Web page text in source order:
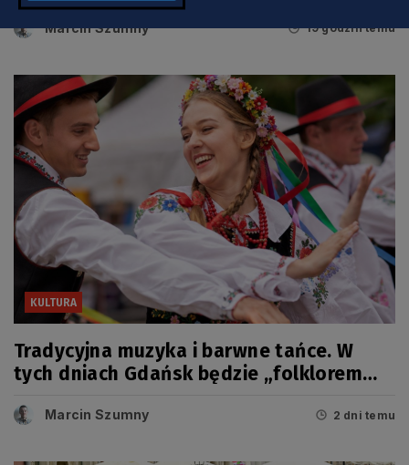
Marcin Szumny 19 godzin temu
KULTURA
Tradycyjna muzyka i barwne tańce. W
tych dniach Gdańsk będzie „folklorem
Marcin Szumny 2 dni temu